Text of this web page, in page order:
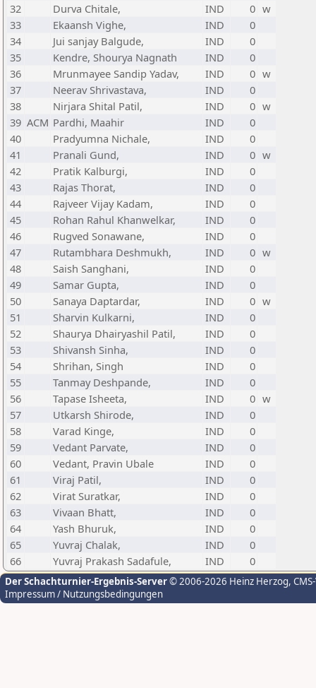
32
Durva Chitale, IND 0 w
33
Ekaansh Vighe, IND
0
34
Jui sanjay Balgude, IND
0
35
Kendre, Shourya Nagnath IND
0
36
Mrunmayee Sandip Yadav, IND 0 w
37
Neerav Shrivastava, IND
0
38
Nirjara Shital Patil, IND 0 w
39 ACM Pardhi, Maahir IND
0
40
Pradyumna Nichale, IND
0
41
Pranali Gund, IND 0 w
42
Pratik Kalburgi, IND
0
43
Rajas Thorat, IND
0
44
Rajveer Vijay Kadam, IND
0
45
Rohan Rahul Khanwelkar, IND
0
46
Rugved Sonawane, IND
0
47
Rutambhara Deshmukh, IND 0 w
48
Saish Sanghani, IND
0
49
Samar Gupta, IND
0
50
Sanaya Daptardar, IND 0 w
51
Sharvin Kulkarni, IND
0
52
Shaurya Dhairyashil Patil, IND
0
53
Shivansh Sinha, IND
0
54
Shrihan, Singh IND
0
55
Tanmay Deshpande, IND
0
56
Tapase Isheeta, IND 0 w
57
Utkarsh Shirode, IND
0
58
Varad Kinge, IND
0
59
Vedant Parvate, IND
0
60
Vedant, Pravin Ubale IND
0
61
Viraj Patil, IND
0
62
Virat Suratkar, IND
0
63
Vivaan Bhatt, IND
0
64
Yash Bhuruk, IND
0
65
Yuvraj Chalak, IND
0
66
Yuvraj Prakash Sadafule, IND 0
Der Schachturnier-Ergebnis-Server© 2006-2026 Heinz Herzog,
Impressum / Nutzungsbedingungen